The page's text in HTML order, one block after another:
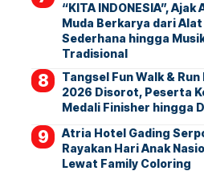
“KITA INDONESIA”, Ajak
Muda Berkarya dari Alat
Sederhana hingga
Tradisional
Tangsel Fun Walk &
2026 Disorot, Peserta
Medali Finisher hingga
Atria Hotel Gading
Rayakan Hari Anak
Lewat Family Coloring